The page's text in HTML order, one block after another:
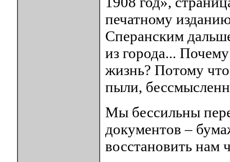
печатному
Сперанским
из города...
жизнь? Потому
пыли,
Мы бессильны
документов –
восстановить нам